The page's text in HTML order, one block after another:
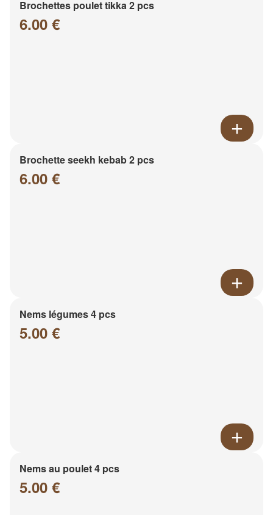
Brochettes poulet tikka 2 pcs
6.00 €
Brochette seekh kebab 2 pcs
6.00 €
Nems légumes 4 pcs
5.00 €
Nems au poulet 4 pcs
5.00 €